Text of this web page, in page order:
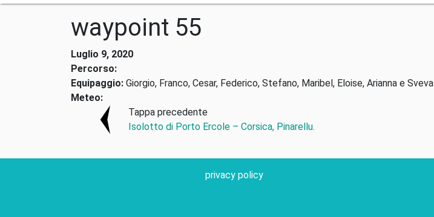
waypoint 55
Luglio 9, 2020
Percorso:
Equipaggio: Giorgio, Franco, Cesar, Federico, Stefano, Maribel, Eloise, Arianna e Sveva
Meteo:
Tappa precedente
Isolotto di Porto Ercole – Corsica, Pinarellu.
privacy policy